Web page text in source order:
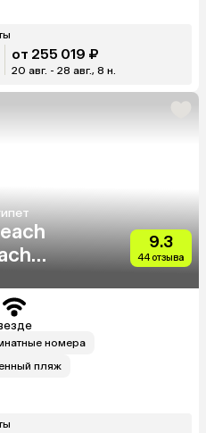
от 255 019 ₽
20 авг. - 28 авг., 8 н.
9.3
44 отзыва
номера
пляж